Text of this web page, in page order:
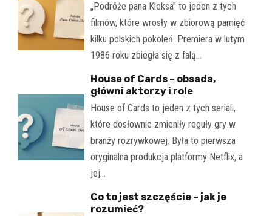
„Podróże pana Kleksa" to jeden z tych
filmów, które wrosły w zbiorową pamięć
kilku polskich pokoleń. Premiera w lutym
1986 roku zbiegła się z falą…
House of Cards – obsada,
główni aktorzy i role
House of Cards to jeden z tych seriali,
które dosłownie zmieniły reguły gry w
branży rozrywkowej. Była to pierwsza
oryginalna produkcja platformy Netflix, a
jej…
Co to jest szczęście – jak je
rozumieć?